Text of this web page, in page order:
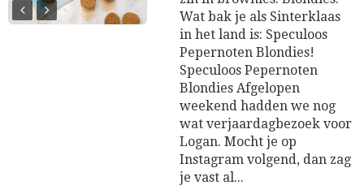
Wat bak je als Sinterklaas
in het land is: Speculoos
Pepernoten Blondies!
Speculoos Pepernoten
Blondies Afgelopen
weekend hadden we nog
wat verjaardagbezoek voor
Logan. Mocht je op
Instagram volgend, dan zag
je vast al...